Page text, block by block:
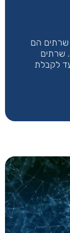
שרתים הם
שרתים
לקבלת